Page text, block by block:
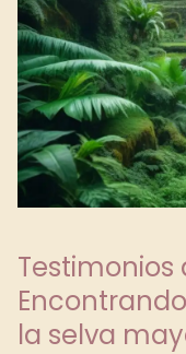
Testimonios
la selva